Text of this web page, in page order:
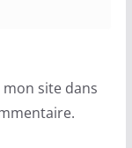
site dans